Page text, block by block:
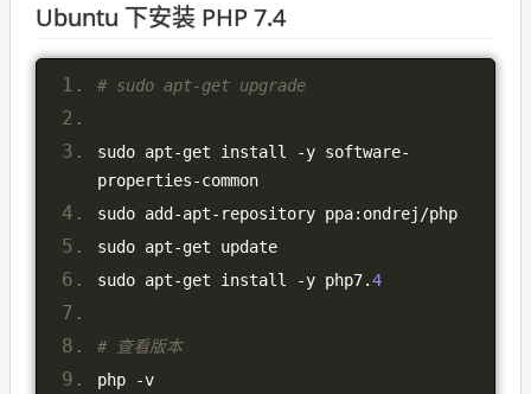
Ubuntu 下安装 PHP 7.4
# sudo apt-get upgrade
sudo apt-get install -y software-
properties-common
sudo add -apt- repository ppa: ondrej /php
sudo apt-get update
sudo apt-get install -y php7.4
# 查看版本
php
-v